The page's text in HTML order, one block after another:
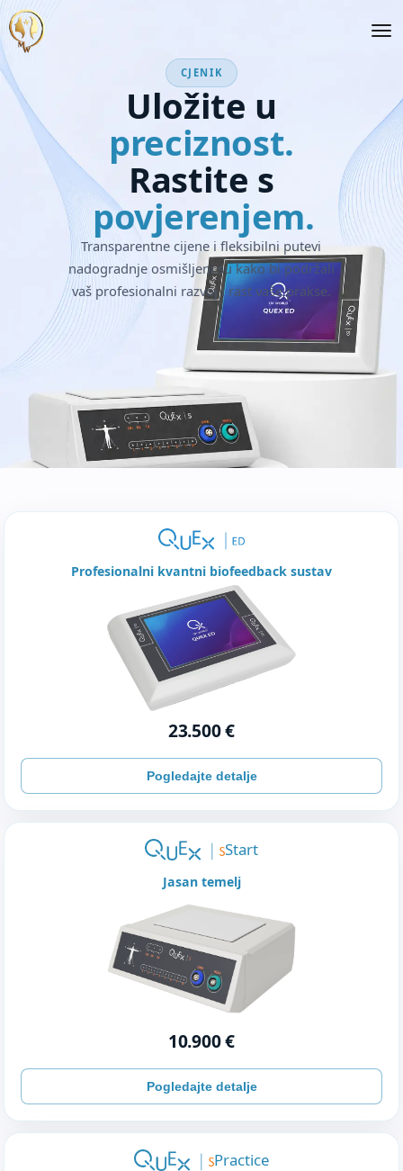
CJENIK
Uložite u
preciznost.
Rastite s
povjerenjem.
Transparentne cijene i fleksibilni putevi
nadogradnje osmišljeni su kako bi podržali
vaš profesionalni razvoj i rast vaše prakse.
Profesionalni kvantni biofeedback sustav
23.500 €
Pogledajte detalje
Start
Jasan temelj
10.900 €
Pogledajte detalje
Practice